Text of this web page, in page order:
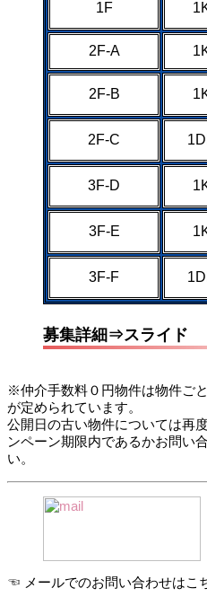
1F
2F-A
2F-B
2F-C
3F-D
3F-E
3F-F
募集詳細⇒スライド
※仲介手数料０円物件は物件ご
が定められています。
公開日の古い物件については再
ンペーン期限内であるかお問い
い。
☜ メールでのお問い合わせはこ